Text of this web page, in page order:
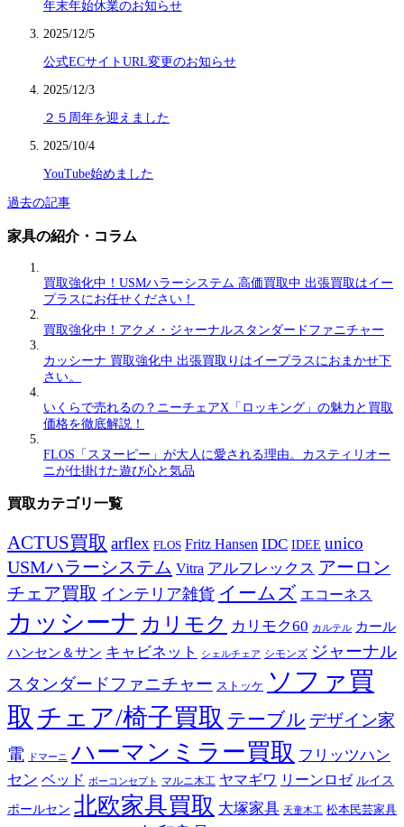
年末年始休業のお知らせ
2025/12/5
公式ECサイトURL変更のお知らせ
2025/12/3
２５周年を迎えました
2025/10/4
YouTube始めました
過去の記事
家具の紹介・コラム
買取強化中！USMハラーシステム 高価買取中 出張買取はイー
プラスにお任せください！
買取強化中！アクメ・ジャーナルスタンダードファニチャー
カッシーナ 買取強化中 出張買取りはイープラスにおまかせ下
さい。
いくらで売れるの？ニーチェアX「ロッキング」の魅力と買取
価格を徹底解説！
FLOS「スヌーピー」が大人に愛される理由。カスティリオー
ニが仕掛けた遊び心と気品
買取カテゴリ一覧
ACTUS買取 arflex FLOS Fritz Hansen IDC IDEE unico
USMハラーシステム Vitra アルフレックス アーロン
チェア買取 インテリア雑貨 イームズ エコーネス
カッシーナ カリモク カリモク60 カルテル カール
ハンセン＆サン キャビネット シェルチェア シモンズ ジャーナル
スタンダードファニチャー ストッケ ソファ買
取 チェア/椅子買取 テーブル デザイン家
電
ドマーニ ハーマンミラー買取 フリッツハン
セン ベッド ボーコンセプト マルニ木工 ヤマギワ リーンロゼ ルイス
ポールセン 北欧家具買取 大塚家具 天童木工 松本民芸家具